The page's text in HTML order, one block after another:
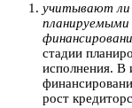
учитывают ли
стадии
исполнения. В
рост